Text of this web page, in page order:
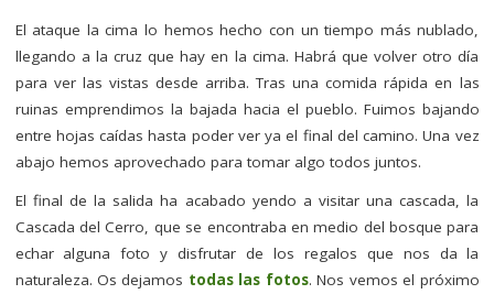
El ataque la cima lo hemos hecho con un tiempo más nublado,
llegando a la cruz que hay en la cima. Habrá que volver otro día
para ver las vistas desde arriba. Tras una comida rápida en las
ruinas emprendimos la bajada hacia el pueblo. Fuimos bajando
entre hojas caídas hasta poder ver ya el final del camino. Una vez
abajo hemos aprovechado para tomar algo todos juntos.
El final de la salida ha acabado yendo a visitar una cascada, la
Cascada del Cerro, que se encontraba en medio del bosque para
echar alguna foto y disfrutar de los regalos que nos da la
naturaleza. Os dejamos todas las fotos. Nos vemos el próximo